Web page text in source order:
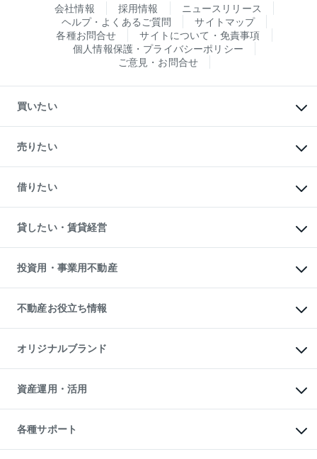
会社情報 採用情報
ニュースリリース
ヘルプ・よくあるご質問
サイトマップ
各種お問合せ
サイトについて・免責事項
個人情報保護・プライバシーポリシー
ご意見・お問合せ
買いたい
新築・分譲マンションの購入
中古マンションの購入
一戸建ての購入
中古一戸建ての購入
不動産購入の流れ
注目キーワード物件特集
購入ガイド
English 繁体中文簡体中文
売りたい
一戸建ての売却・査定
土地の売却・査定
スピードAI査定
不動産査定について
不動産売却の流れ
不動産買換えの流れ
売却ガイド
借りたい
オフィス・店舗の賃貸
借りるときの流れ
借りるガイド
貸したい・賃貸経営
マンション賃料データ
賃貸管理プラン
リロケーションについて
貸すガイド
投資用・事業用不動産
事業用不動産
マンション投資
投資用マンション
アパート経営
収益物件
ビル購入（ビル一棟）
投資用不動産の売却査定
事業用不動産の売却査定
不動産お役立ち情報
マンションライブラリー
人気マンションランキング
暮らしに役立つ不動産メディア
不動産相場・不動産価格情報
不動産コラム・ニュース
不動産用語集
不動産なんでもネット相談室
住まいの税金
オリジナルブランド
一棟リノベーションマンション
L`GENTE（ルジェンテ）
区分リノベーションマンション
投資用一棟レジデンスWELL
不動産小口投資
資産運用・活用
不動産M&A
アセットマネジメント・出資
各種サポート